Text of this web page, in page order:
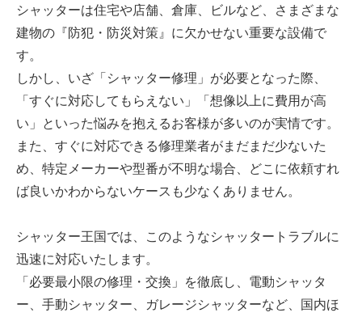
シャッターは住宅や店舗、倉庫、ビルなど、さまざまな
建物の『防犯・防災対策』に欠かせない重要な設備で
す。
しかし、いざ「シャッター修理」が必要となった際、
「すぐに対応してもらえない」「想像以上に費用が高
い」といった悩みを抱えるお客様が多いのが実情です。
また、すぐに対応できる修理業者がまだまだ少ないた
め、特定メーカーや型番が不明な場合、どこに依頼すれ
ば良いかわからないケースも少なくありません。
シャッター王国では、このようなシャッタートラブルに
迅速に対応いたします。
「必要最小限の修理・交換」を徹底し、電動シャッタ
ー、手動シャッター、ガレージシャッターなど、国内ほ